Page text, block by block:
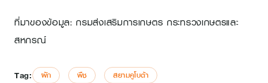
ที่มาของข้อมูล: กรมส่งเสริมการเกษตร กระทรวงเกษตรและ
สหกรณ์
Tag: ผัก พืช สยามคูโบต้า